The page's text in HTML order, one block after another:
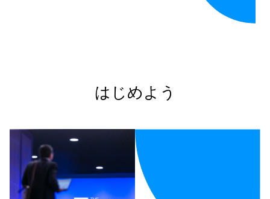
はじめよう